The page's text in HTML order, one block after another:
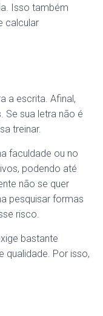
Isso também
calcular
a escrita. Afinal,
Se sua letra não é
treinar.
faculdade ou no
podendo até
não se quer
pesquisar formas
risco.
bastante
qualidade. Por isso,